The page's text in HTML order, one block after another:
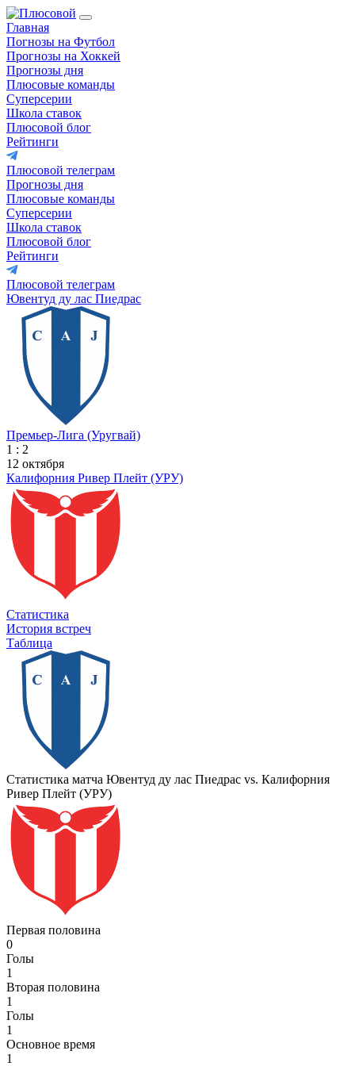
Главная
Погнозы на Футбол
Прогнозы на Хоккей
Прогнозы дня
Плюсовые команды
Суперсерии
Школа ставок
Плюсовой блог
Рейтинги
Плюсовой телеграм
Прогнозы дня
Плюсовые команды
Суперсерии
Школа ставок
Плюсовой блог
Рейтинги
Плюсовой телеграм
Ювентуд ду лас Пиедрас
Премьер-Лига (Уругвай)
1 : 2
12 октября
Калифорния Ривер Плейт (УРУ)
Статистика
История встреч
Таблица
Статистика матча Ювентуд ду лас Пиедрас vs. Калифорния
Ривер Плейт (УРУ)
Первая половина
0
Голы
1
Вторая половина
1
Голы
1
Основное время
1